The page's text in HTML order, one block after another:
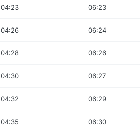
04:23 06:23
04:26 06:24
04:28 06:26
04:30 06:27
04:32 06:29
04:35 06:30